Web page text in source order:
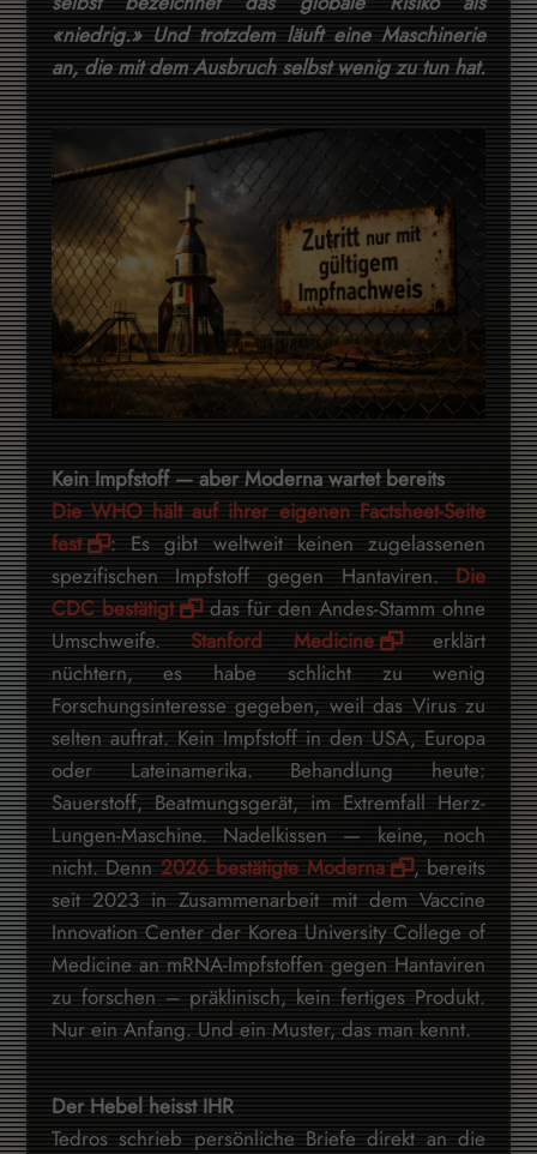
«niedrig.» Und trotzdem läuft eine Maschinerie
an, die mit dem Ausbruch selbst wenig zu tun hat.
Kein Impfstoff — aber Moderna wartet bereits
Die WHO hält auf ihrer eigenen Factsheet-Seite
fest
: Es gibt weltweit keinen zugelassenen
spezifischen Impfstoff gegen Hantaviren. Die
CDC bestätigt
das für den Andes-Stamm ohne
Umschweife.Stanford Medicine
erklärt
nüchtern, es habe schlicht zu wenig
Forschungsinteresse gegeben, weil das Virus zu
selten auftrat. Kein Impfstoff in den USA, Europa
oder Lateinamerika. Behandlung heute:
Sauerstoff, Beatmungsgerät, im Extremfall Herz-
Lungen-Maschine. Nadelkissen — keine, noch
nicht. Denn 2026 bestätigte Moderna
, bereits
seit 2023 in Zusammenarbeit mit dem Vaccine
Innovation Center der Korea University College of
Medicine an mRNA-Impfstoffen gegen Hantaviren
zu forschen – präklinisch, kein fertiges Produkt.
Nur ein Anfang. Und ein Muster, das man kennt.
Der Hebel heisst IHR
Tedros schrieb persönliche Briefe direkt an die